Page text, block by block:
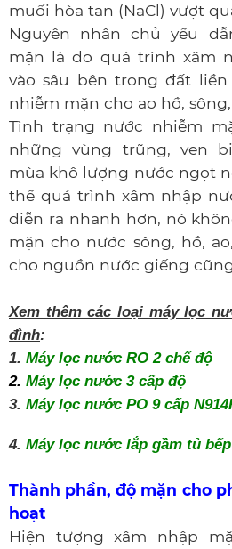
muối hòa tan (NaCl) vượt
Nguyên nhân chủ yếu
mặn là do quá trình xâm
vào sâu bên trong đất
nhiễm mặn cho ao hồ, sông,
Tình trạng nước nhiễm
những vùng trũng, ven
mùa khô lượng nước ngọt
thế quá trình xâm nhập
diễn ra nhanh hơn, nó
mặn cho nước sông, hồ,
cho nguồn nước giếng
Xem thêm các loại máy lọc
đình:
1. Máy lọc nước RO 2 chế độ
2. Máy lọc nước 3 cấp độ
3. Máy lọc nước PO 9 cấp
4. Máy lọc nước lắp gầm tủ bếp
Thành phần, độ mặn cho
hoạt
Hiện tượng xâm nhập